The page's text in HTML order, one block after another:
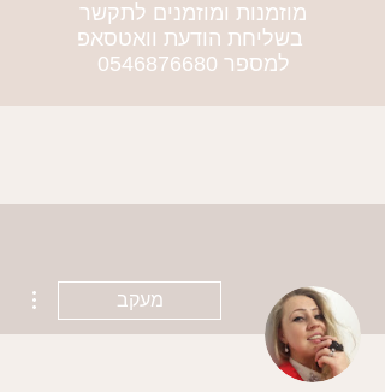
מוזמנות ומוזמנים לתקשר
בשליחת הודעת וואטסאפ
למספר 0546876680
מעקב